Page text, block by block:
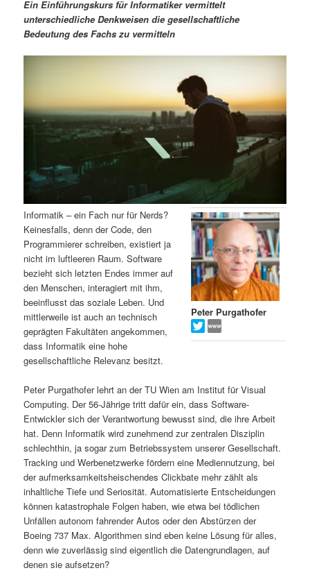
ä
r
n
n
l
t
s
p
r
i
n
g
e
n
n
d
r
n
h
a
l
t
s
p
r
i
n
g
e
n
a
v
i
o
Ein Einführungskurs für Informatiker vermittelt
unterschiedliche Denkweisen die gesellschaftliche
Bedeutung des Fachs zu vermitteln
Peter Purgathofer
Informatik – ein Fach nur für Nerds?
Keinesfalls, denn der Code, den
Programmierer schreiben, existiert ja
nicht im luftleeren Raum. Software
bezieht sich letzten Endes immer auf
den Menschen, interagiert mit ihm,
beeinflusst das soziale Leben. Und
mittlerweile ist auch an technisch
geprägten Fakultäten angekommen,
dass Informatik eine hohe
gesellschaftliche Relevanz besitzt.
Peter Purgathofer lehrt an der TU Wien am Institut für Visual
Computing. Der 56-Jährige tritt dafür ein, dass Software-
Entwickler sich der Verantwortung bewusst sind, die ihre Arbeit
hat. Denn Informatik wird zunehmend zur zentralen Disziplin
schlechthin, ja sogar zum Betriebssystem unserer Gesellschaft.
Tracking und Werbenetzwerke fördern eine Mediennutzung, bei
der aufmerksamkeitsheischendes Clickbate mehr zählt als
inhaltliche Tiefe und Seriosität. Automatisierte Entscheidungen
können katastrophale Folgen haben, wie etwa bei tödlichen
Unfällen autonom fahrender Autos oder den Abstürzen der
Boeing 737 Max. Algorithmen sind eben keine Lösung für alles,
denn wie zuverlässig sind eigentlich die Datengrundlagen, auf
denen sie aufsetzen?